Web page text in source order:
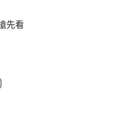
先看